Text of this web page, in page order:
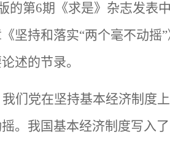
的第6期《求是》杂志发表
坚持和落实“两个毫不动摇
述的节录。
们党在坚持基本经济制度
。我国基本经济制度写入